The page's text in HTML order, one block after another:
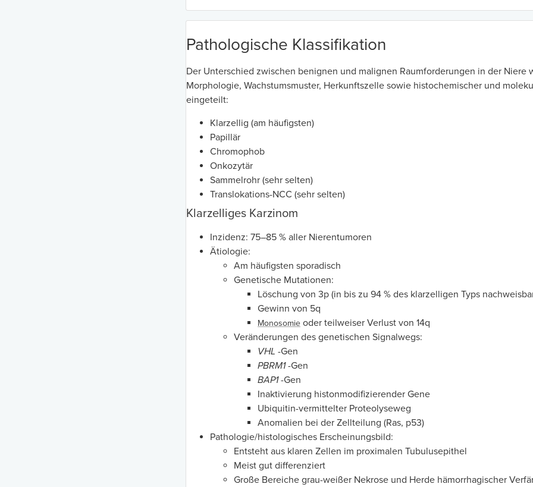
Pathologische Klassifikation
Der Unterschied zwischen benignen und malignen Raumforderungen in der
Morphologie, Wachstumsmuster, Herkunftszelle sowie histochemischer und
eingeteilt:
Klarzellig (am häufigsten)
Papillär
Chromophob
Onkozytär
Sammelrohr (sehr selten)
Translokations-NCC (sehr selten)
Klarzelliges Karzinom
Inzidenz: 75–85 % aller Nierentumoren
Ätiologie:
Am häufigsten sporadisch
Genetische Mutationen:
Löschung von 3p (in bis zu 94 % des klarzelligen Typs
Gewinn von 5q
Monosomie oder teilweiser Verlust von 14q
Veränderungen des genetischen Signalwegs:
VHL -Gen
PBRM1-Gen
BAP1-Gen
Inaktivierung histonmodifizierender Gene
Ubiquitin-vermittelter Proteolyseweg
Anomalien bei der Zellteilung (Ras, p53)
Pathologie/histologisches Erscheinungsbild:
Entsteht aus klaren Zellen im proximalen Tubulusepithel
Meist gut differenziert
Große Bereiche grau-weißer Nekrose und Herde hämorrhagischer